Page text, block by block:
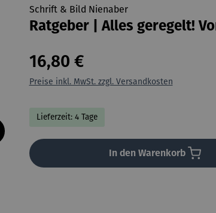
Schrift & Bild Nienaber
Ratgeber | Alles geregelt!
16,80 €
Preise inkl. MwSt. zzgl. Versandkosten
Lieferzeit: 4 Tage
In den Warenkorb